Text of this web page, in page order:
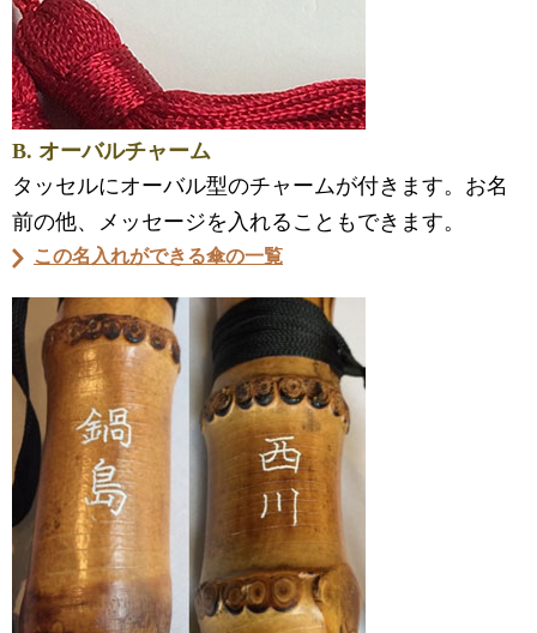
B. オーバルチャーム
タッセルにオーバル型のチャームが付きます。お名
前の他、メッセージを入れることもできます。
この名入れができる傘の一覧